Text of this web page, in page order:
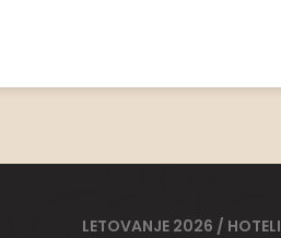
LETOVANJE 2026 / HOTELI